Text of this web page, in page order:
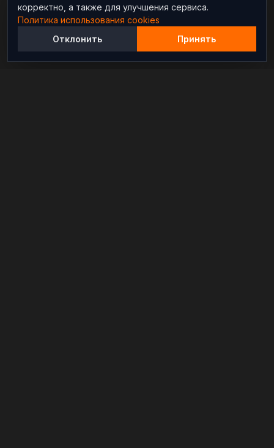
корректно, а также для улучшения сервиса.
Политика использования cookies
Отклонить
Принять